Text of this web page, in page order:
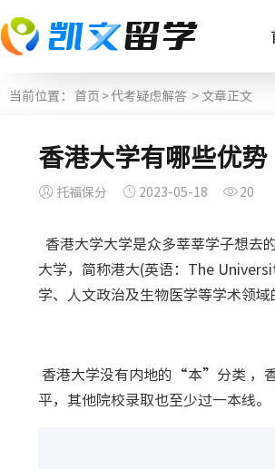
当前位置： 首页 >代考疑虑解答 > 文章正文
香港大学有哪些优势
托福保分 2023-05-18 20
香港大学大学是众多莘莘学子想去
大学，简称港大(英语：The
学、人文政治及生物医学等学术领域
香港大学没有内地的“本”分类 ，
平，其他院校录取也至少过一本线。